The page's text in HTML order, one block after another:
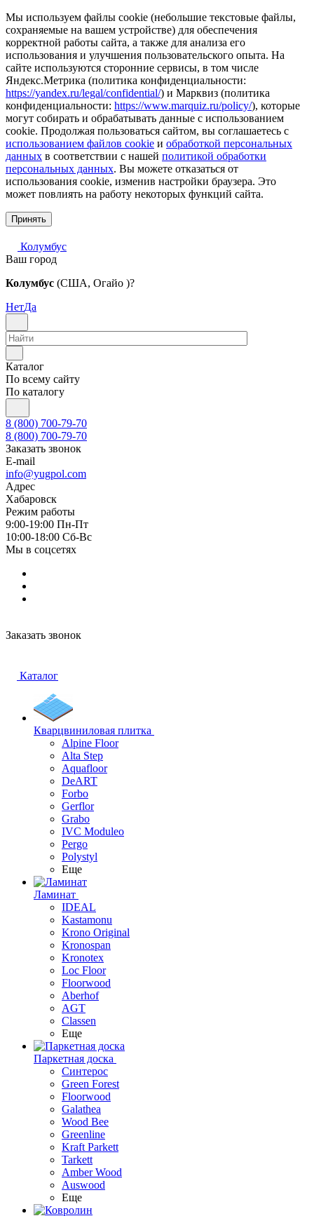
Мы используем файлы cookie (небольшие текстовые файлы,
сохраняемые на вашем устройстве) для обеспечения
корректной работы сайта, а также для анализа его
использования и улучшения пользовательского опыта. На
сайте используются сторонние сервисы, в том числе
Яндекс.Метрика (политика конфиденциальности:
https://yandex.ru/legal/confidential/) и Марквиз (политика
конфиденциальности: https://www.marquiz.ru/policy/), которые
могут собирать и обрабатывать данные с использованием
cookie. Продолжая пользоваться сайтом, вы соглашаетесь с
использованием файлов cookie и обработкой персональных
данных в соответствии с нашей политикой обработки
персональных данных. Вы можете отказаться от
использования cookie, изменив настройки браузера. Это
может повлиять на работу некоторых функций сайта.
Принять
Колумбус
Ваш город
Колумбус (США, Огайо )?
НетДа
Каталог
По всему сайту
По каталогу
8 (800) 700-79-70
8 (800) 700-79-70
Заказать звонок
E-mail
info@yugpol.com
Адрес
Хабаровск
Режим работы
9:00-19:00 Пн-Пт
10:00-18:00 Cб-Вс
Мы в соцсетях
Заказать звонок
Каталог
Кварцвиниловая плитка
Alpine Floor
Alta Step
Aquafloor
DeART
Forbo
Gerflor
Grabo
IVC Moduleo
Pergo
Polystyl
Еще
Ламинат
IDEAL
Kastamonu
Krono Original
Kronospan
Kronotex
Loc Floor
Floorwood
Aberhof
AGT
Classen
Еще
Паркетная доска
Синтерос
Green Forest
Floorwood
Galathea
Wood Bee
Greenline
Kraft Parkett
Tarkett
Amber Wood
Auswood
Еще